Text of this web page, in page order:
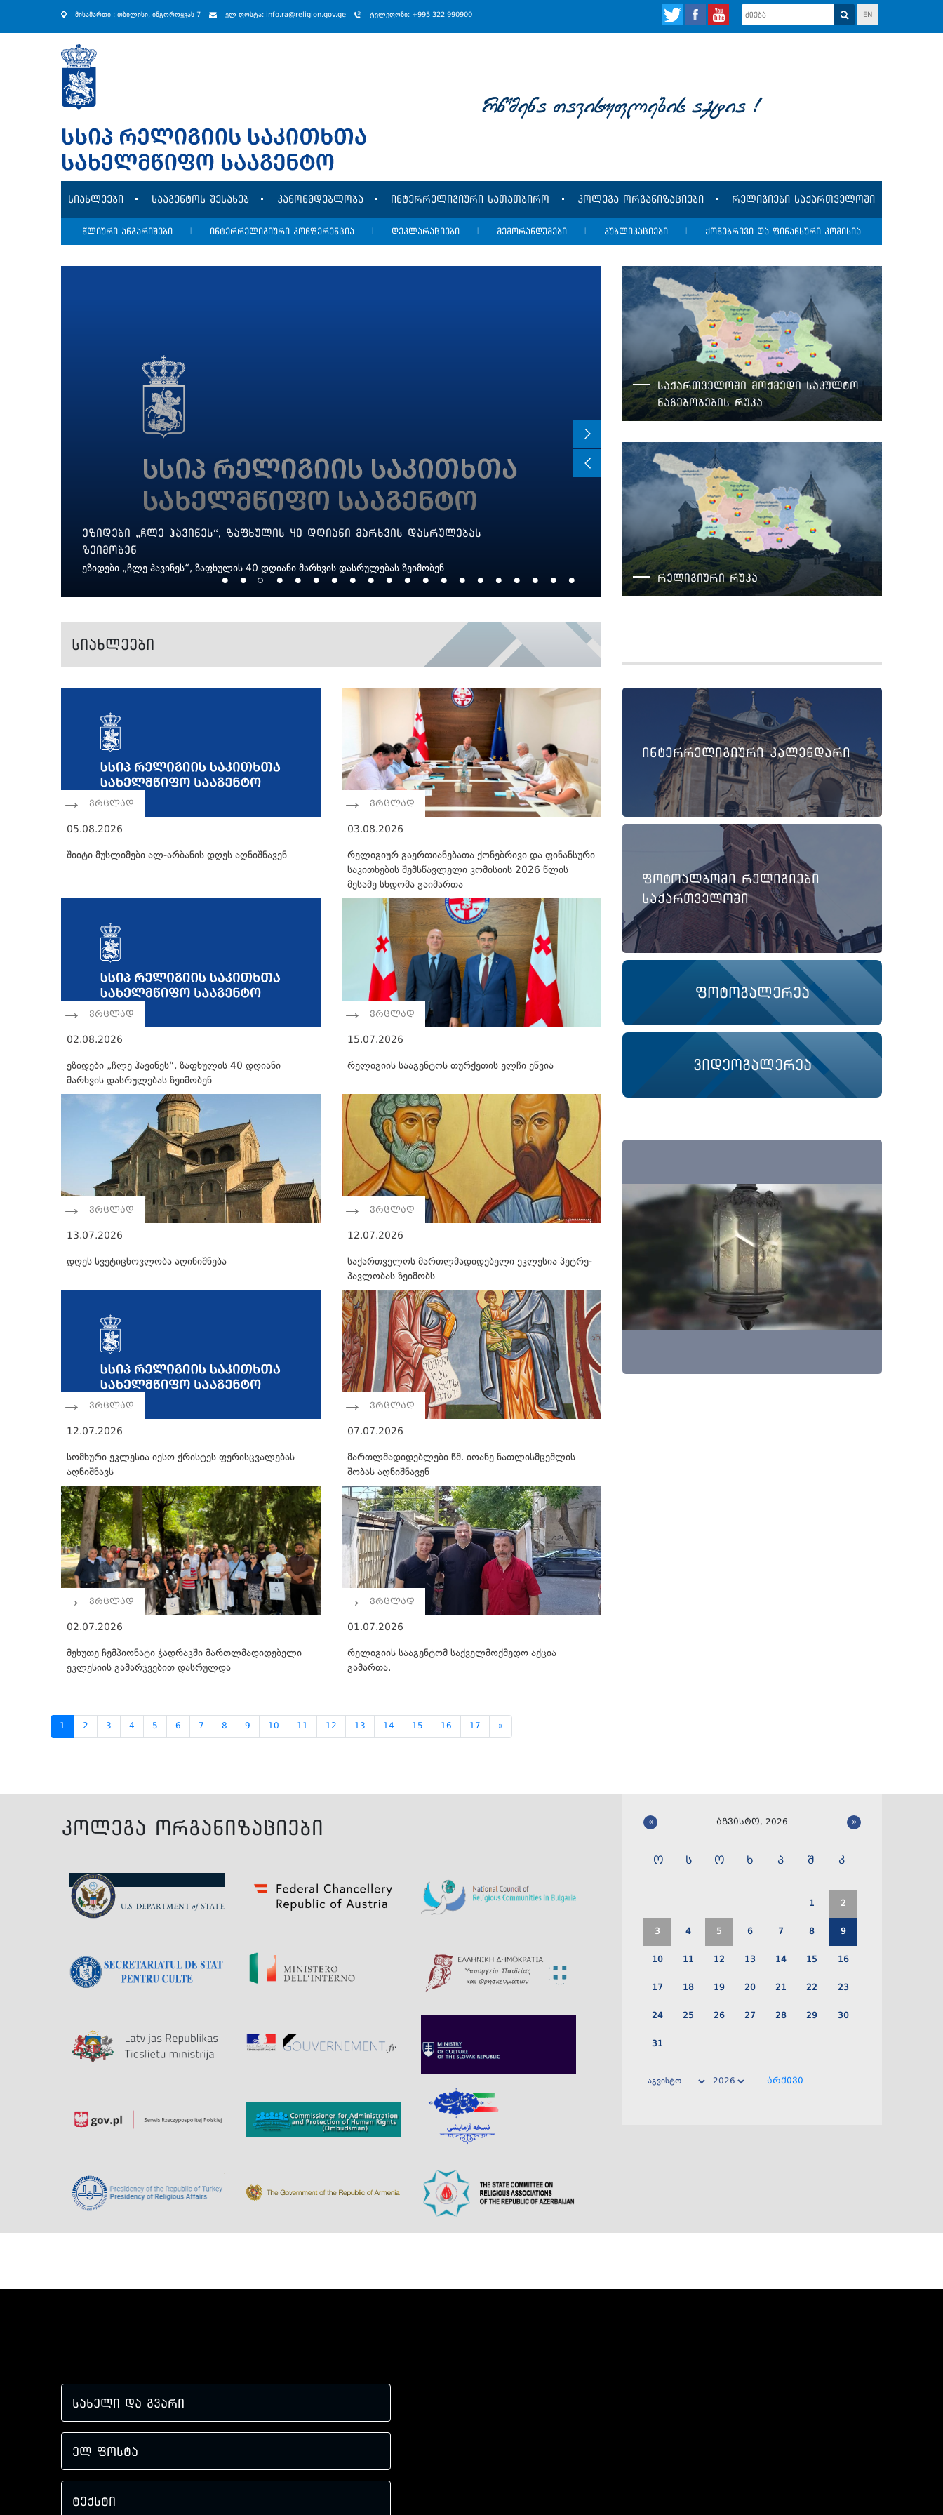
მისამართი : თბილისი, ინგოროყვას 7 ელ ფოსტა: info.ra@religion.gov.ge ტელეფონი: +995 322 990900 EN
rwmena Tavisuflebis aqtia !
სიახლეები სააგენტოს შესახებ კანონმდებლობა ინტერრელიგიური სათათბირო კოლეგა ორგანიზაციები რელიგიები საქართველოში
წლიური ანგარიშები ინტერრელიგიური კონფერენცია დეკლარაციები მემორანდუმები პუბლიკაციები ქონებრივი და ფინანსური კომისია
ეზიდები „ჩლე ჰავინეს“, ზაფხულის 40 დღიანი მარხვის დასრულებას
ზეიმობენ
ეზიდები „ჩლე ჰავინეს“, ზაფხულის 40 დღიანი მარხვის დასრულებას ზეიმობენ რელიგიის სააგენტოს თურქეთის ელჩი ეწვია
საქართველოში მოქმედი საკულტო
ნაგებობების რუკა
რელიგიური რუკა
სიახლეები
ვრცლად
05.08.2026
შიიტი მუსლიმები ალ-არბანის დღეს აღნიშნავენ
ვრცლად
03.08.2026
რელიგიურ გაერთიანებათა ქონებრივი და ფინანსური
საკითხების შემსწავლელი კომისიის 2026 წლის
მესამე სხდომა გაიმართა
ვრცლად
02.08.2026
ეზიდები „ჩლე ჰავინეს“, ზაფხულის 40 დღიანი
მარხვის დასრულებას ზეიმობენ
ვრცლად
15.07.2026
რელიგიის სააგენტოს თურქეთის ელჩი ეწვია
ვრცლად
13.07.2026
დღეს სვეტიცხოვლობა აღინიშნება
ვრცლად
12.07.2026
საქართველოს მართლმადიდებელი ეკლესია პეტრე-
პავლობას ზეიმობს
ვრცლად
12.07.2026
სომხური ეკლესია იესო ქრისტეს ფერისცვალებას
აღნიშნავს
ვრცლად
07.07.2026
მართლმადიდებლები წმ. იოანე ნათლისმცემლის
შობას აღნიშნავენ
ვრცლად
02.07.2026
მეხუთე ჩემპიონატი ჭადრაკში მართლმადიდებელი
ეკლესიის გამარჯვებით დასრულდა
ვრცლად
01.07.2026
რელიგიის სააგენტომ საქველმოქმედო აქცია
გამართა.
1 2 3 4 5 6 7 8 9 10 11 12 13 14 15 16 17 »
ინტერრელიგიური კალენდარი
ფოტოალბომი რელიგიები
საქართველოში
ფოტოგალერეა
ვიდეოგალერეა
კოლეგა ორგანიზაციები « აგვისტო, 2026 »
ო ს ო ხ პ შ კ
1 2
3 4 5 6 7 8 9
10 11 12 13 14 15 16
17 18 19 20 21 22 23
24 25 26 27 28 29 30
31
არქივი